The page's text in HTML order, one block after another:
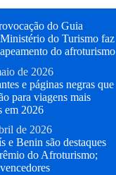
do Guia
do Turismo faz
do afroturismo
de 2026
e páginas negras que
para viagens mais
em 2026
de 2026
e Benin são destaques
do Afroturismo;